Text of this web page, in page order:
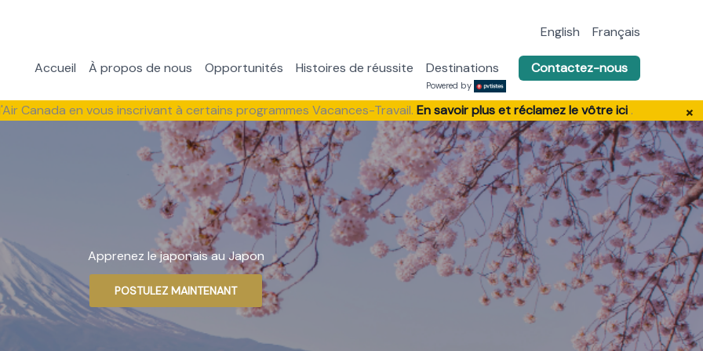
English Français
Accueil À propos de nous Opportunités Histoires de réussite Destinations
Powered by
Contactez-nous
Canada en vous inscrivant à certains programmes Vacances-Travail. En savoir plus et réclamez le vôtre ici . ×
Apprenez le japonais au Japon
POSTULEZ MAINTENANT